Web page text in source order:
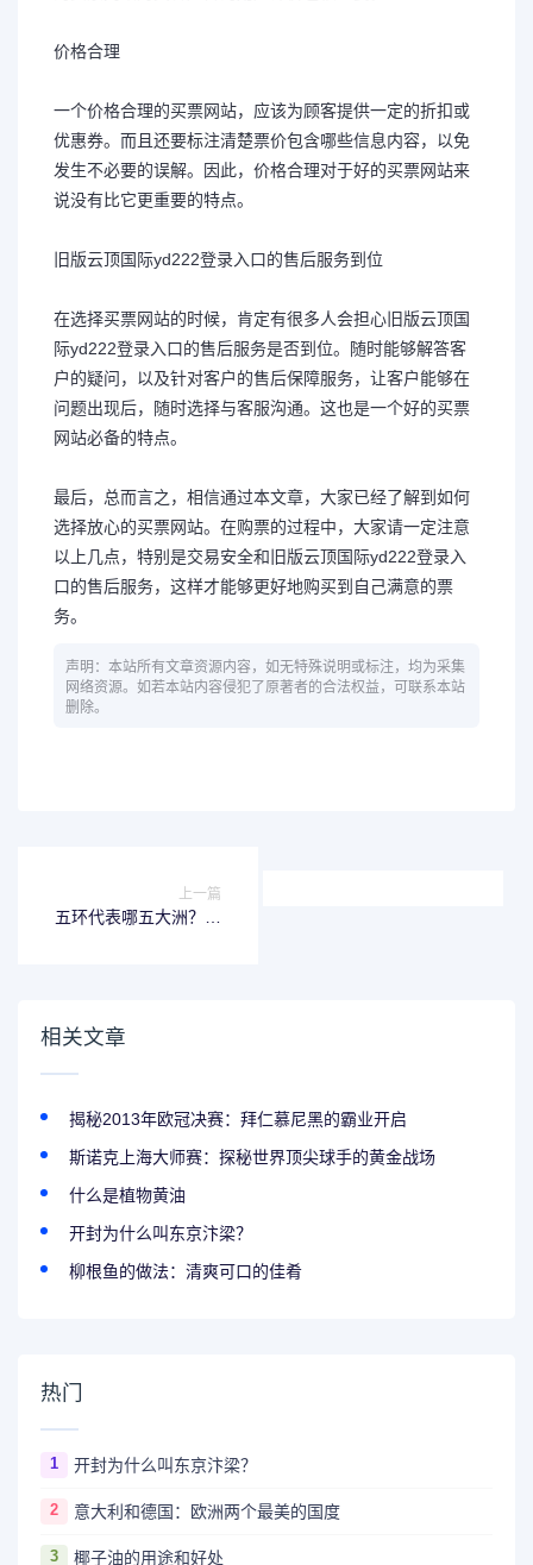
价格合理
一个价格合理的买票网站，应该为顾客提供一定的折扣或
优惠券。而且还要标注清楚票价包含哪些信息内容，以免
发生不必要的误解。因此，价格合理对于好的买票网站来
说没有比它更重要的特点。
旧版云顶国际yd222登录入口的售后服务到位
在选择买票网站的时候，肯定有很多人会担心旧版云顶国
际yd222登录入口的售后服务是否到位。随时能够解答客
户的疑问，以及针对客户的售后保障服务，让客户能够在
问题出现后，随时选择与客服沟通。这也是一个好的买票
网站必备的特点。
最后，总而言之，相信通过本文章，大家已经了解到如何
选择放心的买票网站。在购票的过程中，大家请一定注意
以上几点，特别是交易安全和旧版云顶国际yd222登录入
口的售后服务，这样才能够更好地购买到自己满意的票
务。
声明：本站所有文章资源内容，如无特殊说明或标注，均为采集
网络资源。如若本站内容侵犯了原著者的合法权益，可联系本站
删除。
上一篇
五环代表哪五大洲？了
相关文章
揭秘2013年欧冠决赛：拜仁慕尼黑的霸业开启
斯诺克上海大师赛：探秘世界顶尖球手的黄金战场
什么是植物黄油
开封为什么叫东京汴梁？
柳根鱼的做法：清爽可口的佳肴
热门
1 开封为什么叫东京汴梁？
2 意大利和德国：欧洲两个最美的国度
3 椰子油的用途和好处